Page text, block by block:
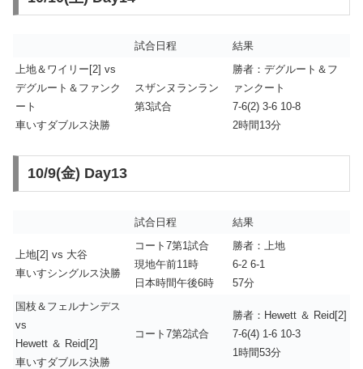
試合日程
結果
上地＆ワイリー[2] vs
デグルート＆ファンク
ート
車いすダブルス決勝
スザンヌランラン
第3試合
勝者：デグルート＆フ
ァンクート
7-6(2) 3-6 10-8
2時間13分
10/9(金) Day13
試合日程 結果
上地[2] vs 大谷
車いすシングルス決勝
コート7第1試合
現地午前11時
日本時間午後6時
勝者：上地
6-2 6-1
57分
国枝＆フェルナンデス
vs
Hewett ＆ Reid[2]
車いすダブルス決勝
コート7第2試合
勝者：Hewett ＆ Reid[2]
7-6(4) 1-6 10-3
1時間53分